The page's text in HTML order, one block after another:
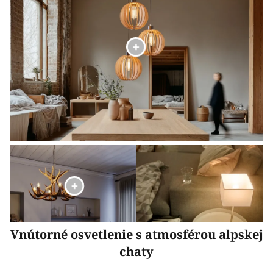
Vnútorné osvetlenie s atmosférou alpskej
chaty